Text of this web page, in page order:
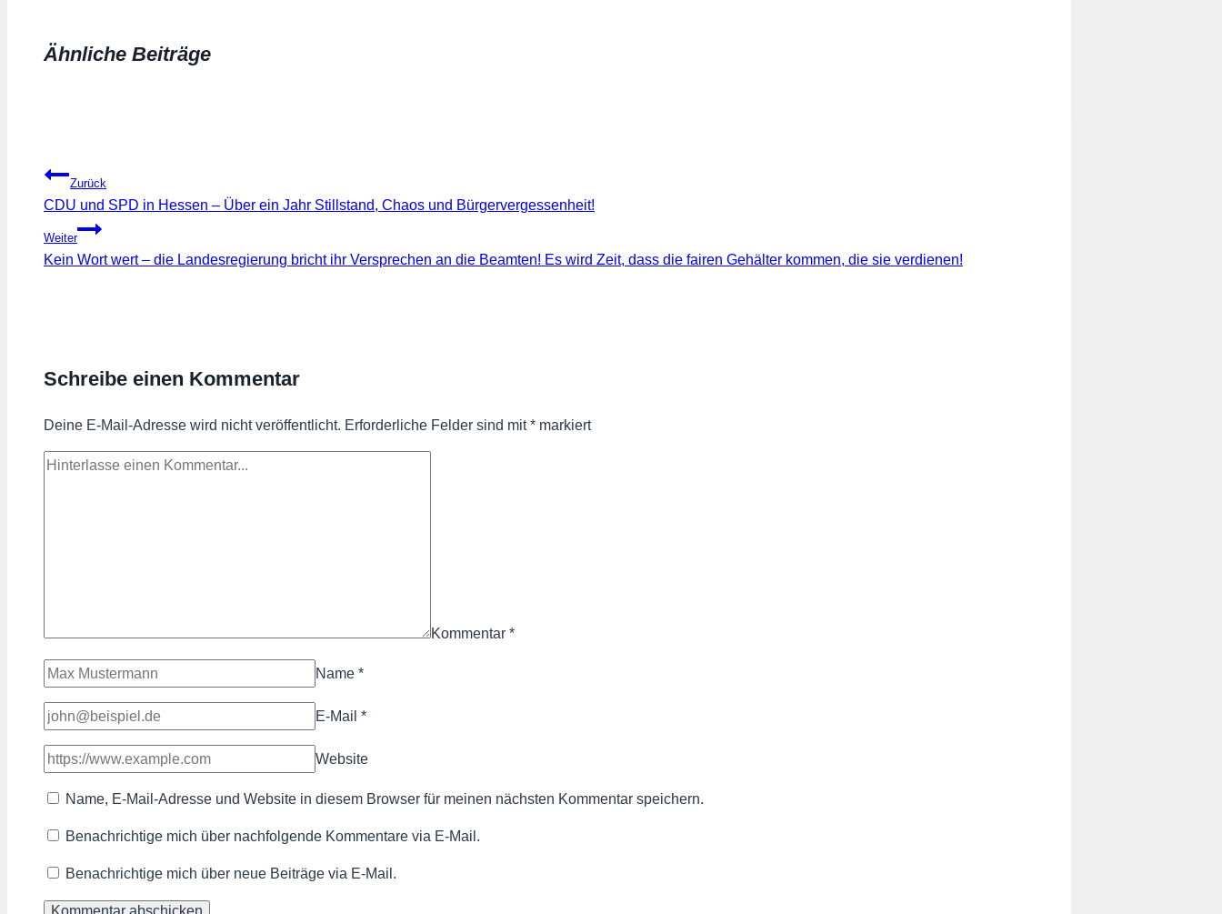
Ähnliche Beiträge
Beitragsnavigation
Zurück
CDU und SPD in Hessen – Über ein Jahr Stillstand, Chaos und Bürgervergessenheit!
Weiter
Kein Wort wert – die Landesregierung bricht ihr Versprechen an die Beamten! Es wird Zeit, dass die fairen Gehälter kommen, die sie verdienen!
Schreibe einen Kommentar
Deine E-Mail-Adresse wird nicht veröffentlicht. Erforderliche Felder sind mit* markiert
Kommentar *
Name *
E-Mail *
Website
Name, E-Mail-Adresse und Website in diesem Browser für meinen nächsten Kommentar speichern.
Benachrichtige mich über nachfolgende Kommentare via E-Mail.
Benachrichtige mich über neue Beiträge via E-Mail.